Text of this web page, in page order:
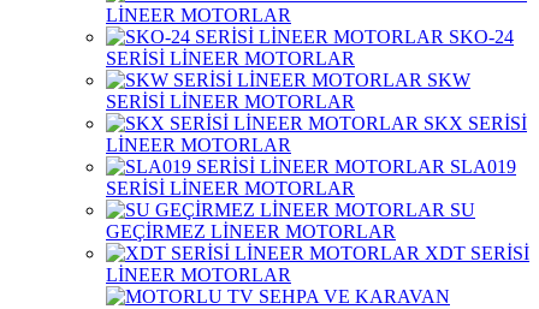
LİNEER MOTORLAR
SKO-24
SERİSİ LİNEER MOTORLAR
SKW
SERİSİ LİNEER MOTORLAR
SKX SERİSİ
LİNEER MOTORLAR
SLA019
SERİSİ LİNEER MOTORLAR
SU
GEÇİRMEZ LİNEER MOTORLAR
XDT SERİSİ
LİNEER MOTORLAR